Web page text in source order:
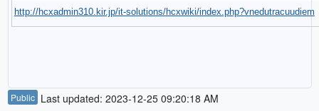
http://hcxadmin310.kir.jp/it-solutions/hcxwiki/index.php?vnedutracuudiem
Public Last updated: 2023-12-25 09:20:18 AM